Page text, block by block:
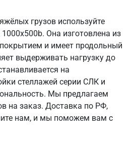
грузов используйте
Она изготовлена из
и имеет продольный
выдерживать нагрузку до
на
стеллажей серии СЛК и
Мы предлагаем
на заказ. Доставка по РФ,
нам, и мы поможем вам с